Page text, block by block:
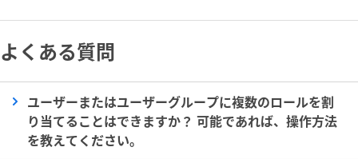
よくある質問
ユーザーまたはユーザーグループに複数のロールを割
り当てることはできますか？ 可能であれば、操作方法
を教えてください。